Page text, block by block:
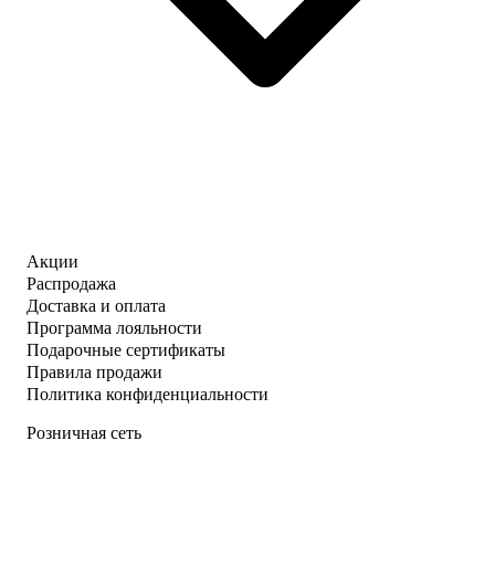
Акции
Распродажа
Доставка и оплата
Программа лояльности
Подарочные сертификаты
Правила продажи
Политика конфиденциальности
Розничная сеть